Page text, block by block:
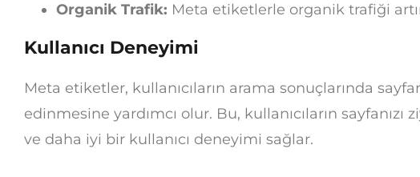
Organik Trafik: Meta etiketlerle organik trafiği
Kullanıcı Deneyimi
Meta etiketler, kullanıcıların arama sonuçlarında
edinmesine yardımcı olur. Bu, kullanıcıların sayfanızı
ve daha iyi bir kullanıcı deneyimi sağlar.